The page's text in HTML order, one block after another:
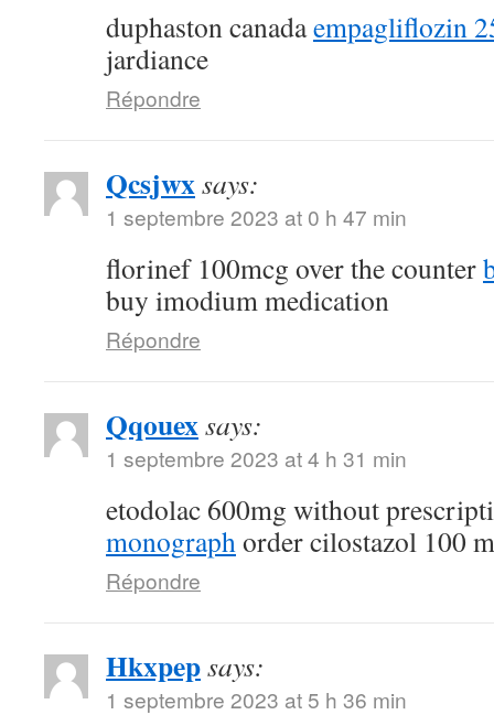
duphaston canadaempagliflozin
jardiance
Répondre
Qcsjwxsays:
1 septembre 2023 at 0 h 47 min
florinef 100mcg over the counter
buy imodium medication
Répondre
Qqouexsays:
1 septembre 2023 at 4 h 31 min
etodolac 600mg without
monographorder cilostazol 100
Répondre
Hkxpepsays:
1 septembre 2023 at 5 h 36 min